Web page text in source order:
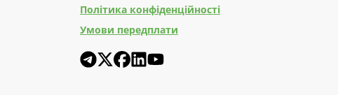
Політика конфіденційності
Умови передплати